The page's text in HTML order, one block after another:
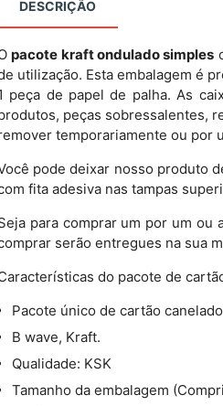
DESCRIÇÃO
pacote kraft ondulado simples
utilização. Esta embalagem é
peça de papel de palha. As
peças sobressalentes,
temporariamente ou por
pode deixar nosso produto
fita adesiva nas tampas
para comprar um por um ou
serão entregues na sua
do pacote de
Pacote único de cartão
B wave, Kraft.
Qualidade: KSK
Tamanho da embalagem